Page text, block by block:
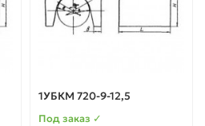
1УБКМ 720-9-12,5
Под заказ ✓